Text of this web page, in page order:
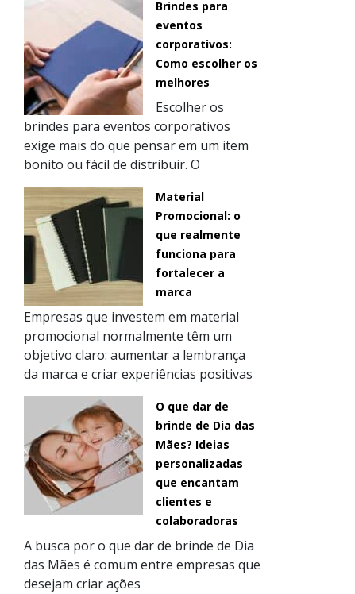
Brindes para
eventos
corporativos:
Como escolher os
melhores
Escolher os
brindes para eventos corporativos
exige mais do que pensar em um item
bonito ou fácil de distribuir. O
Material
Promocional: o
que realmente
funciona para
fortalecer a
marca
Empresas que investem em material
promocional normalmente têm um
objetivo claro: aumentar a lembrança
da marca e criar experiências positivas
O que dar de
brinde de Dia das
Mães? Ideias
personalizadas
que encantam
clientes e
colaboradoras
A busca por o que dar de brinde de Dia
das Mães é comum entre empresas que
desejam criar ações